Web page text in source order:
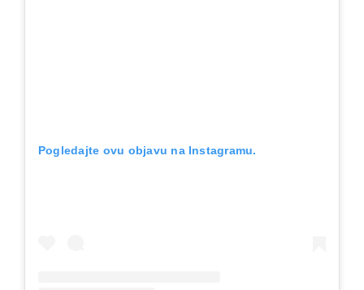
Pogledajte ovu objavu na Instagramu.